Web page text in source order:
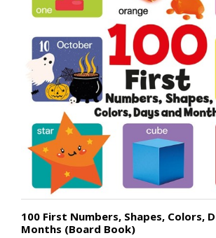
100 First Numbers, Shapes, Colors,
Months (Board Book)